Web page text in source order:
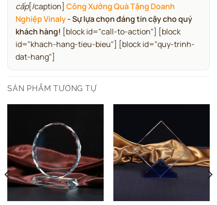
cấp[/caption] Công Xưởng Quà Tặng Doanh
Nghiệp Vinaly- Sự lựa chọn đáng tin cậy cho quý
khách hàng! [block id="call-to-action"] [block
id="khach-hang-tieu-bieu"] [block id="quy-trinh-
dat-hang"]
SẢN PHẨM TƯƠNG TỰ